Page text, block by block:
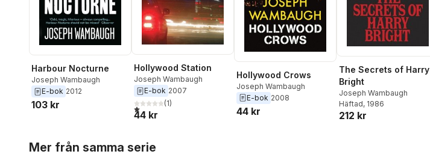
Harbour Nocturne
Joseph Wambaugh
E-bok 2012
103 kr
Hollywood Station
Joseph Wambaugh
E-bok 2007
1,0utav 5 stjärnor. Totalt antal röster:
(1)
44 kr
Hollywood Crows
Joseph Wambaugh
E-bok 2008
44 kr
The Secrets of Harry
Bright
Joseph Wambaugh
Häftad, 1986
212 kr
Mer från samma serie